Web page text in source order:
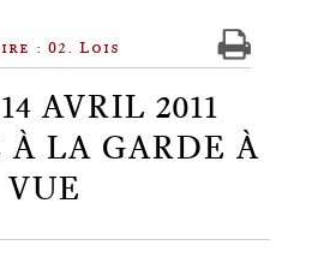
: 02. Lois
AVRIL 2011
LA GARDE À
VUE